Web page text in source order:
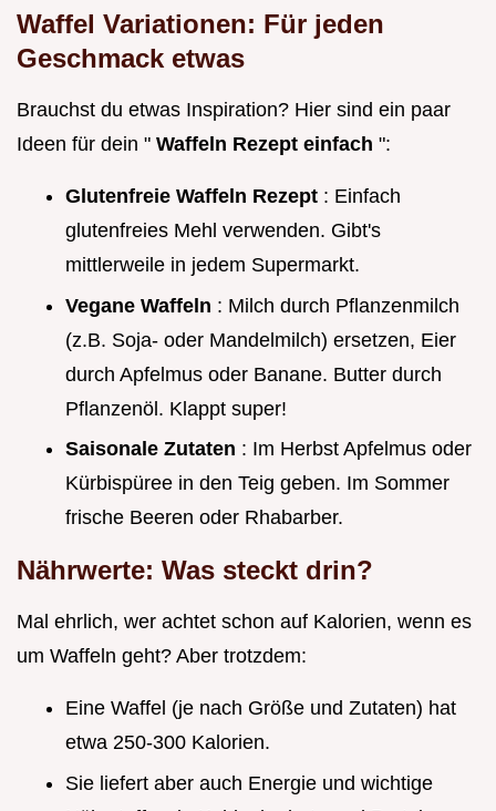
Waffel Variationen: Für jeden
Geschmack etwas
Brauchst du etwas Inspiration? Hier sind ein paar
Ideen für dein " Waffeln Rezept einfach ":
Glutenfreie Waffeln Rezept : Einfach
glutenfreies Mehl verwenden. Gibt's
mittlerweile in jedem Supermarkt.
Vegane Waffeln : Milch durch Pflanzenmilch
(z.B. Soja- oder Mandelmilch) ersetzen, Eier
durch Apfelmus oder Banane. Butter durch
Pflanzenöl. Klappt super!
Saisonale Zutaten : Im Herbst Apfelmus oder
Kürbispüree in den Teig geben. Im Sommer
frische Beeren oder Rhabarber.
Nährwerte: Was steckt drin?
Mal ehrlich, wer achtet schon auf Kalorien, wenn es
um Waffeln geht? Aber trotzdem:
Eine Waffel (je nach Größe und Zutaten) hat
etwa 250-300 Kalorien.
Sie liefert aber auch Energie und wichtige